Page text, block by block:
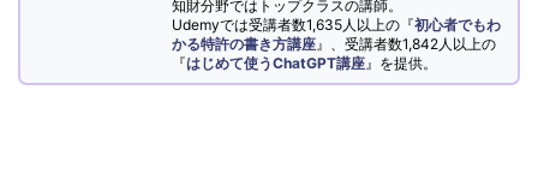
知財分野ではトップクラスの講師。
Udemyでは受講者数1,635人以上の『初心者でもわ
かる特許の書き方講座 』、受講者数1,842人以上の
『はじめて使うChatGPT講座 』を提供。